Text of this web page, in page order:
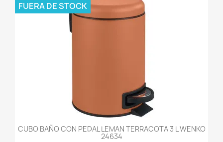
CUBO BAÑO CON PEDAL LEMAN TERRACOTA 3 L WENKO
24634
FUERA DE STOCK